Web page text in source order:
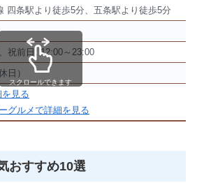
四条駅より徒歩5分、五条駅より徒歩5分
祝前日: 12:00～23:00
日）
見る
グルメで詳細を見る
スクロールできます
おすすめ10選